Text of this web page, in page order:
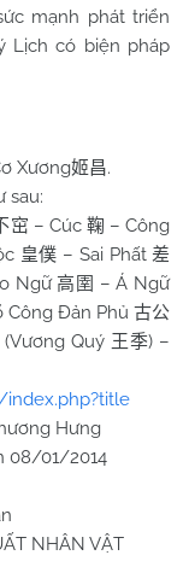
mạnh phát triển
Lịch có biện pháp
Xương姬昌.
sau:
窋 – Cúc 鞠 – Công
皇僕 – Sai Phất差
Ngữ高圉 – Á Ngữ
Công Đản Phủ 古公
(Vương Quý 王季) –
2014
NHÂN VẬT